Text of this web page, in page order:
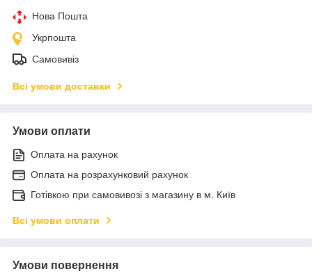
Нова Пошта
Укрпошта
Самовивіз
Всі умови доставки
Умови оплати
Оплата на рахунок
Оплата на розрахунковий рахунок
Готівкою при самовивозі з магазину в м. Київ
Всі умови оплати
Умови повернення